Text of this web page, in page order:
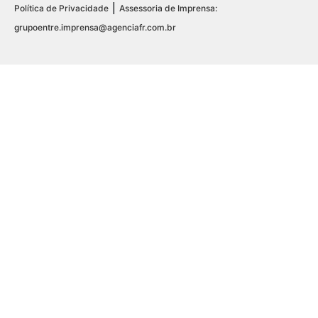
Política de Privacidade | Assessoria de Imprensa:
grupoentre.imprensa@agenciafr.com.br